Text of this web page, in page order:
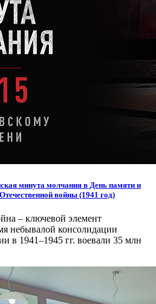
минута молчания в День памяти и
войны (1941 год)
– ключевой элемент
небывалой консолидации
в 1941–1945 гг. воевали 35 млн